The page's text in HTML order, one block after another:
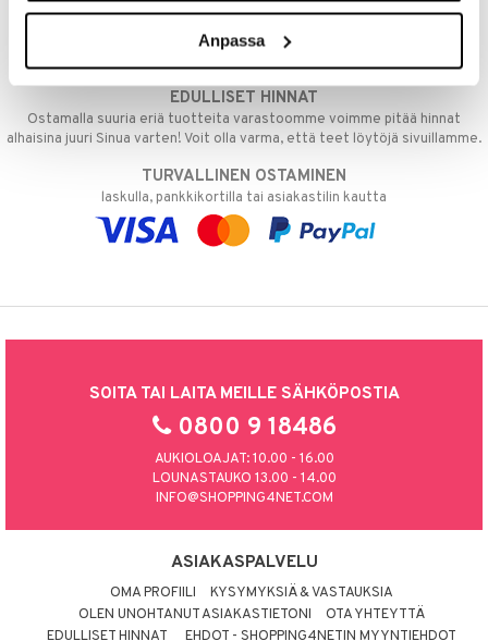
Anpassa
NOPEAT TOIMITUKSET
Ennen kello 13.00 tehdyt tilaukset lähetetään normaalisti samana
EDULLISET HINNAT
Ostamalla suuria eriä tuotteita varastoomme voimme pitää hinnat
alhaisina juuri Sinua varten! Voit olla varma, että teet löytöjä sivuillamme.
TURVALLINEN OSTAMINEN
laskulla, pankkikortilla tai asiakastilin kautta
SOITA TAI LAITA MEILLE SÄHKÖPOSTIA
0800 9 18486
AUKIOLOAJAT: 10.00 - 16.00
LOUNASTAUKO 13.00 - 14.00
INFO@SHOPPING4NET.COM
ASIAKASPALVELU
OMA PROFIILI
KYSYMYKSIÄ & VASTAUKSIA
OLEN UNOHTANUT ASIAKASTIETONI
OTA YHTEYTTÄ
EDULLISET HINNAT
EHDOT - SHOPPING4NETIN MYYNTIEHDOT